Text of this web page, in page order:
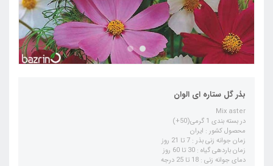
بذر گل ستاره ای الوان
Mix aster
در بسته بندی 1 گرمی(50+)
محصول کشور : ایران
زمان جوانه زنی بذر : 7 تا 21 روز
زمان باردهی گیاه : 30 تا 60 روز
دمای جوانه زنی : 18 تا 25 درجه